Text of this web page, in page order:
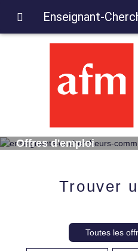
Offres d'emploi
Trouver
Toutes les
Enseignant-